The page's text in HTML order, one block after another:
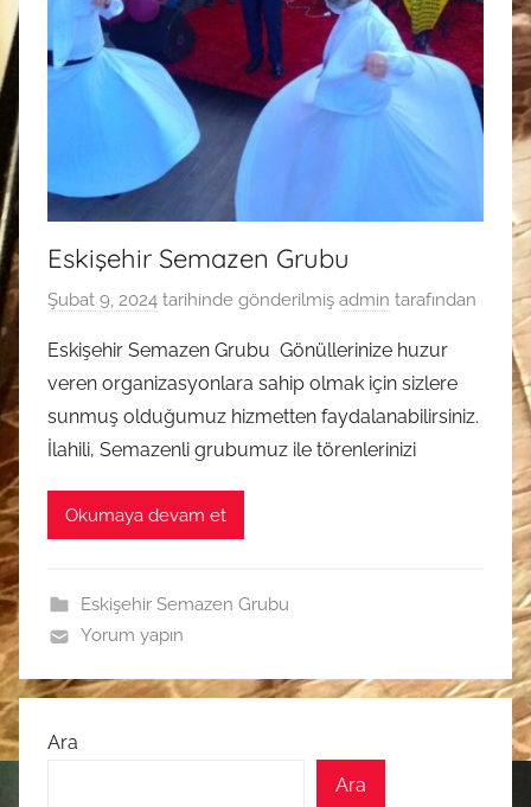
Eskişehir Semazen Grubu
Şubat 9, 2024 tarihinde gönderilmiş admin tarafından
Eskişehir Semazen Grubu Gönüllerinize huzur
veren organizasyonlara sahip olmak için sizlere
sunmuş olduğumuz hizmetten faydalanabilirsiniz.
İlahili, Semazenli grubumuz ile törenlerinizi
Okumaya devam et
Eskişehir Semazen Grubu
Yorum yapın
Ara
Ara